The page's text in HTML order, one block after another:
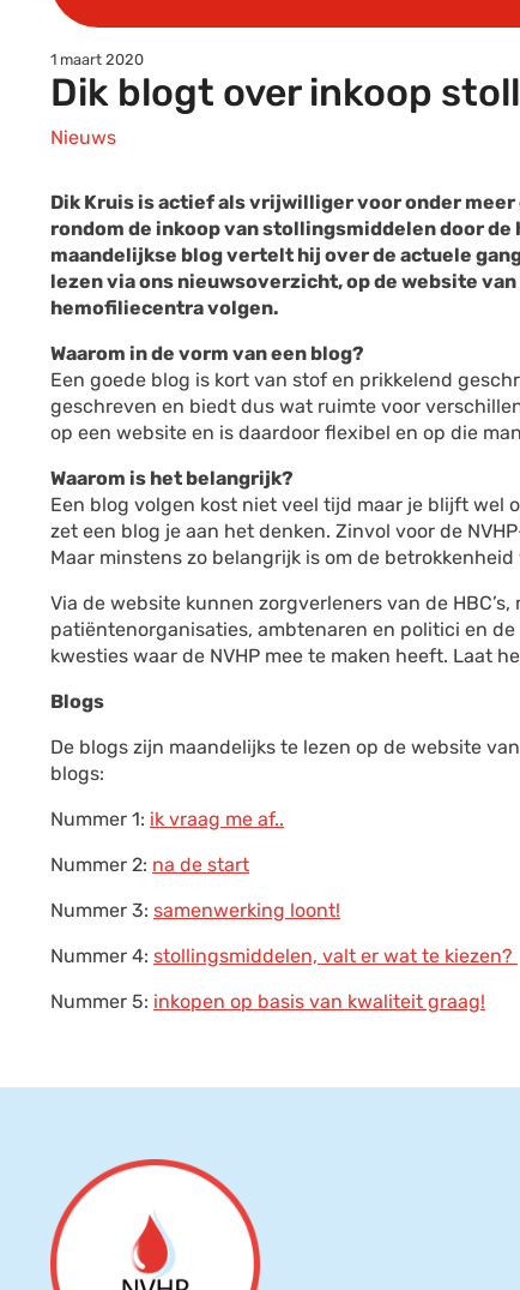
1 maart 2020
Dik blogt over inkoop
Nieuws
Dik Kruis is actief als vrijwilliger voor onder
rondom de inkoop van stollingsmiddelen door
maandelijkse blogvertelt hij over de actuele
lezen via ons nieuwsoverzicht, op de website
hemofiliecentra volgen.
Waarom in de vorm van een blog?
Een goede blog is kort van stof en prikkelend
geschreven en biedt dus wat ruimte voor
op een website en is daardoor flexibel en op die
Waarom is het belangrijk?
Een blog volgen kost niet veel tijd maar je blijft wel
zet een blog je aan het denken. Zinvol voor de
Maar minstens zo belangrijk is om de
Via de website kunnen zorgverleners van de
patiëntenorganisaties, ambtenaren en politici en
kwesties waar de NVHP mee te maken heeft. Laat
Blogs
De blogs zijn maandelijks te lezen op de website
blogs:
Nummer 1: ik vraag me af..
Nummer 2: na de start
Nummer 3: samenwerking loont!
Nummer 4: stollingsmiddelen, valt er wat te kiezen?
Nummer 5: inkopen op basis van kwaliteit graag!